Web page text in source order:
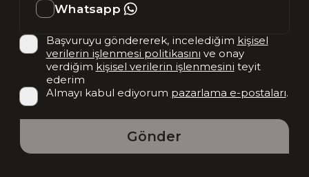
Whatsapp
Başvuruyu göndererek, incelediğim kişisel
verilerin işlenmesi politikasını ve onay
verdiğim kişisel verilerin işlenmesini teyit
ederim
Almayı kabul ediyorum pazarlama e-postaları.
Gönder